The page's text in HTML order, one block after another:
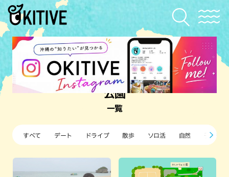
公園
一覧
すべて デート ドライブ 散歩 ソロ活 自然 子ども